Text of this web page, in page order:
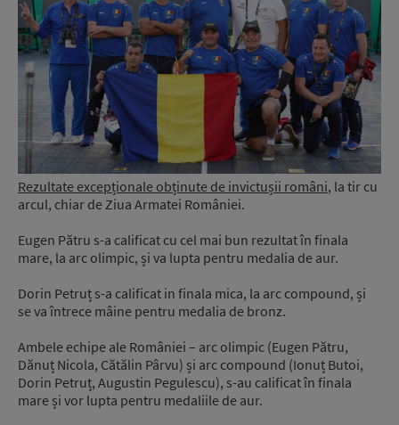
Rezultate excepționale obținute de invictușii români, la tir cu
arcul, chiar de Ziua Armatei României.
Eugen Pătru s-a calificat cu cel mai bun rezultat în finala
mare, la arc olimpic, și va lupta pentru medalia de aur.
Dorin Petruț s-a calificat in finala mica, la arc compound, și
se va întrece mâine pentru medalia de bronz.
Ambele echipe ale României – arc olimpic (Eugen Pătru,
Dănuț Nicola, Cătălin Pârvu) și arc compound (Ionuț Butoi,
Dorin Petruț, Augustin Pegulescu), s-au calificat în finala
mare și vor lupta pentru medaliile de aur.